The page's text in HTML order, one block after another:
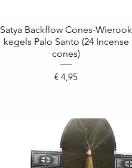
Snel overzicht
Satya Backflow Cones-Wierook
kegels Palo Santo (24 Incense
cones)
Prijs
€ 4,95